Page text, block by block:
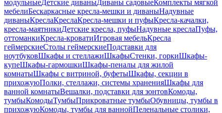
модульныеДетские диваныДиваны садовыеКомплекты мягкой
мебелиБескаркасные кресла-мешки и диваныНадувные
диваныКреслаКреслаКресла-мешки и пуфыКресла-качалки,
кресла-маятникиДетские кресла, пуфыНадувные креслаПуфы,
оттоманкиКресла-кроватиИгровая мебельКресла
геймерскиеСтолы геймерскиеПодставки для
ноутбуковШкафы и стеллажиШкафыСтенки, горкиШкафы-
купеШкафы-гармошкиШкафы-пеналы для жилой
комнатыШкафы с витриной, буфетыШкафы, секции в
прихожуюПолки, стеллажи, системы храненияШкафы для
ванной комнатыВешалки, подставки для зонтовКомоды,
тумбыКомодыТумбыПрикроватные тумбыОбувницы, тумбы в
прихожуюКомоды, тумбы для ваннойПеленальные столики,